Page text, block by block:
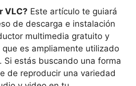
VLC? Este artículo te guiará
de descarga e instalación
multimedia gratuito y
es ampliamente utilizado
Si estás buscando una forma
de reproducir una variedad